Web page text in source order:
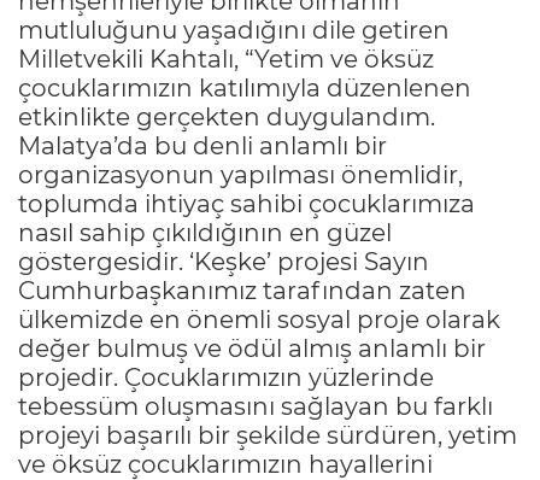
mutluluğunu yaşadığını dile getiren
Milletvekili Kahtalı, “Yetim ve öksüz
çocuklarımızın katılımıyla düzenlenen
etkinlikte gerçekten duygulandım.
Malatya’da bu denli anlamlı bir
organizasyonun yapılması önemlidir,
toplumda ihtiyaç sahibi çocuklarımıza
nasıl sahip çıkıldığının en güzel
göstergesidir. ‘Keşke’ projesi Sayın
Cumhurbaşkanımız tarafından zaten
ülkemizde en önemli sosyal proje olarak
değer bulmuş ve ödül almış anlamlı bir
projedir. Çocuklarımızın yüzlerinde
tebessüm oluşmasını sağlayan bu farklı
projeyi başarılı bir şekilde sürdüren, yetim
ve öksüz çocuklarımızın hayallerini